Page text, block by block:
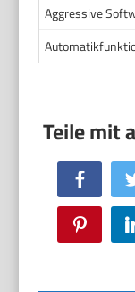
Aggressive
Facebook
Pinterest